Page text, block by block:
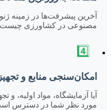
آخرین پیشرفت‌ها در زمینه
مصنوعی در کشاورزی چیست؟
4️⃣
امکان‌سنجی منابع و
آیا آزمایشگاه، مواد اولیه، و
مورد نظر شما در دسترس